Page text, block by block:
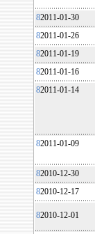
82011-01-30
82011-01-26
82011-01-19
82011-01-16
82011-01-14
82011-01-09
82010-12-30
82010-12-17
82010-12-01